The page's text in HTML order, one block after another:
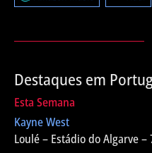
Destaques em
Esta Semana
Kayne West
Loulé – Estádio do Algarve –